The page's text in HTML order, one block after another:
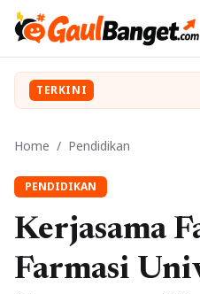
TERKINI
Home / Pendidikan
PENDIDIKAN
Kerjasama
Farmasi